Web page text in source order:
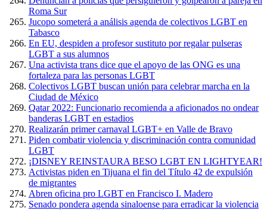
Roma Sur
Jucopo someterá a análisis agenda de colectivos LGBT en
Tabasco
En EU, despiden a profesor sustituto por regalar pulseras
LGBT a sus alumnos
Una activista trans dice que el apoyo de las ONG es una
fortaleza para las personas LGBT
Colectivos LGBT buscan unión para celebrar marcha en la
Ciudad de México
Qatar 2022: Funcionario recomienda a aficionados no ondear
banderas LGBT en estadios
Realizarán primer carnaval LGBT+ en Valle de Bravo
Piden combatir violencia y discriminación contra comunidad
LGBT
¡DISNEY REINSTAURA BESO LGBT EN LIGHTYEAR!
Activistas piden en Tijuana el fin del Título 42 de expulsión
de migrantes
Abren oficina pro LGBT en Francisco I. Madero
Senado pondera agenda sinaloense para erradicar la violencia